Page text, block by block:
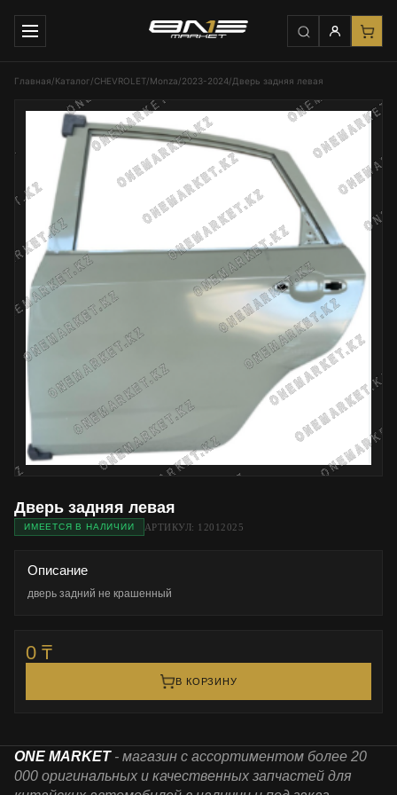
Главная/Каталог/CHEVROLET/Monza/2023-2024/Дверь задняя левая
Дверь задняя левая
ИМЕЕТСЯ В НАЛИЧИИ АРТИКУЛ: 12012025
Описание
дверь задний не крашенный
0 ₸
В КОРЗИНУ
ONE MARKET - магазин с ассортиментом более 20
000 оригинальных и качественных запчастей для